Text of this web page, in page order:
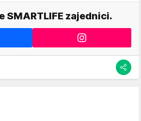
SMARTLIFE zajednici.